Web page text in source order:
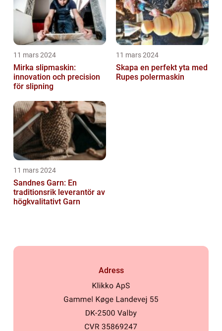
11 mars 2024
Mirka slipmaskin:
innovation och precision
för slipning
11 mars 2024
Skapa en perfekt yta med
Rupes polermaskin
11 mars 2024
Sandnes Garn: En
traditionsrik leverantör av
högkvalitativt Garn
Adress